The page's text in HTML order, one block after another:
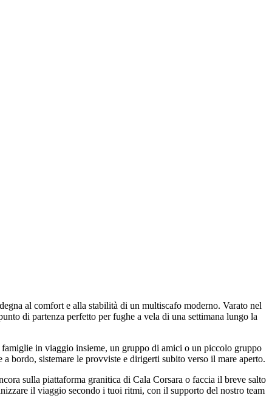
al comfort e alla stabilità di un multiscafo moderno. Varato nel
di partenza perfetto per fughe a vela di una settimana lungo la
in viaggio insieme, un gruppo di amici o un piccolo gruppo
bordo, sistemare le provviste e dirigerti subito verso il mare aperto.
sulla piattaforma granitica di Cala Corsara o faccia il breve salto
il viaggio secondo i tuoi ritmi, con il supporto del nostro team